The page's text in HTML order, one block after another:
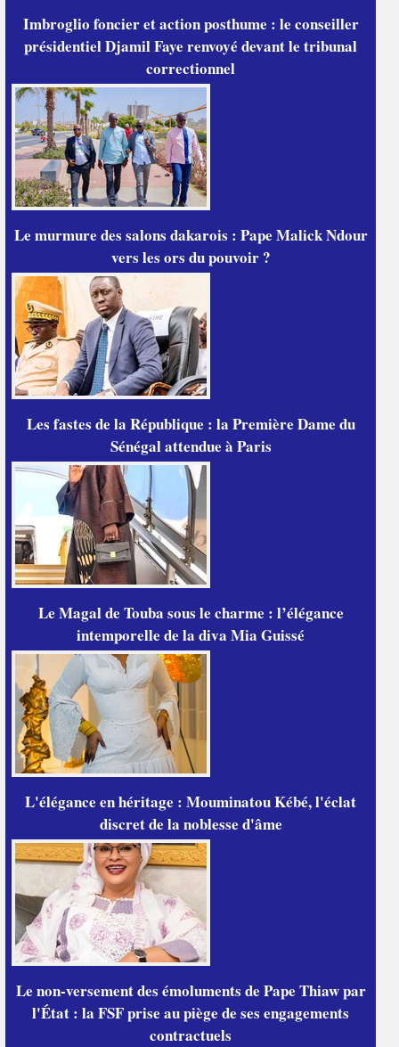
Imbroglio foncier et action posthume : le conseiller
présidentiel Djamil Faye renvoyé devant le tribunal
correctionnel
Le murmure des salons dakarois : Pape Malick Ndour
vers les ors du pouvoir ?
Les fastes de la République : la Première Dame du
Sénégal attendue à Paris
Le Magal de Touba sous le charme : l’élégance
intemporelle de la diva Mia Guissé
L'élégance en héritage : Mouminatou Kébé, l'éclat
discret de la noblesse d'âme
Le non-versement des émoluments de Pape Thiaw par
l'État : la FSF prise au piège de ses engagements
contractuels